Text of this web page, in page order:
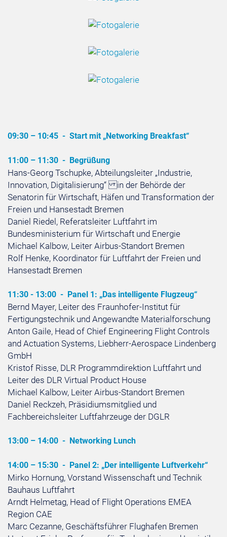
09:30 – 10:45 - Start mit „Networking Breakfast“
11:00 – 11:30 - Begrüßung
Hans-Georg Tschupke, Abteilungsleiter „Industrie,
Innovation, Digitalisierung“ in der Behörde der
Senatorin für Wirtschaft, Häfen und Transformation der
Freien und Hansestadt Bremen
Daniel Riedel, Referatsleiter Luftfahrt im
Bundesministerium für Wirtschaft und Energie
Michael Kalbow, Leiter Airbus-Standort Bremen
Rolf Henke, Koordinator für Luftfahrt der Freien und
Hansestadt Bremen
11:30 - 13:00 - Panel 1: „Das intelligente Flugzeug“
Bernd Mayer, Leiter des Fraunhofer-Institut für
Fertigungstechnik und Angewandte Materialforschung
Anton Gaile, Head of Chief Engineering Flight Controls
and Actuation Systems, Liebherr-Aerospace Lindenberg
GmbH
Kristof Risse, DLR Programmdirektion Luftfahrt und
Leiter des DLR Virtual Product House
Michael Kalbow, Leiter Airbus-Standort Bremen
Daniel Reckzeh, Präsidiumsmitglied und
Fachbereichsleiter Luftfahrzeuge der DGLR
13:00 – 14:00 - Networking Lunch
14:00 – 15:30 - Panel 2: „Der intelligente Luftverkehr“
Mirko Hornung, Vorstand Wissenschaft und Technik
Bauhaus Luftfahrt
Arndt Helmetag, Head of Flight Operations EMEA
Region CAE
Marc Cezanne, Geschäftsführer Flughafen Bremen